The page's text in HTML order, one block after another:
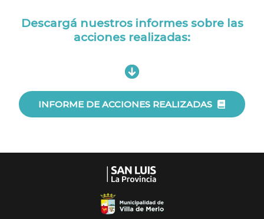
Descargá nuestros informes sobre las
acciones realizadas:
INFORME DE ACCIONES REALIZADAS